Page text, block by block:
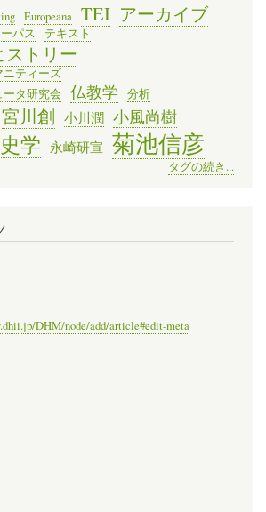
Europeana TEI アーカイブ
パス テキスト
ストリー
ティーズ
ータ研究会
仏教学 分析
宮川創 小川潤 小風尚樹
学 永崎研宣 菊池信彦
タグの続き...
DHM/node/add/article#edit-meta